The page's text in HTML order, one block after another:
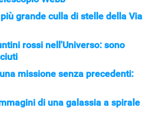
grande culla di stelle della Via
rossi nell'Universo: sono
missione senza precedenti:
di una galassia a spirale